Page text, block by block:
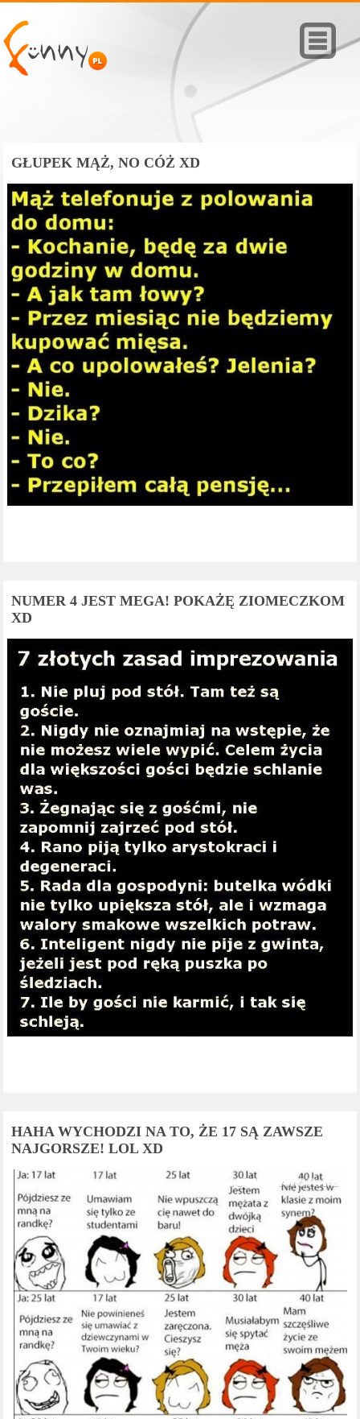
GŁUPEK MĄŻ, NO CÓŻ XD
NUMER 4 JEST MEGA! POKAŻĘ ZIOMECZKOM
XD
HAHA WYCHODZI NA TO, ŻE 17 SĄ ZAWSZE
NAJGORSZE! LOL XD